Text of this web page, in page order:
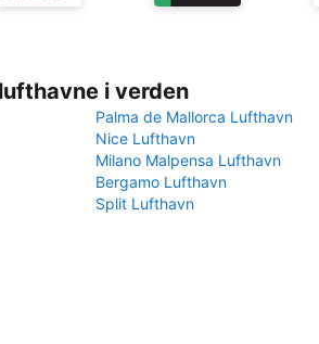
i verden
Palma de Mallorca Lufthavn
Nice Lufthavn
Milano Malpensa Lufthavn
Bergamo Lufthavn
Split Lufthavn